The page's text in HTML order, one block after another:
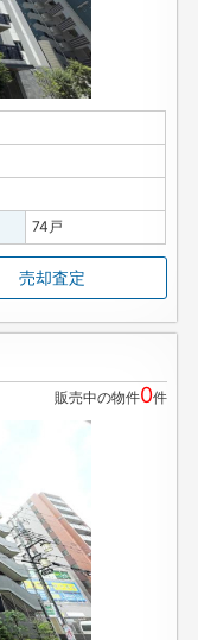
74戸
売却査定
販売中の物件0件